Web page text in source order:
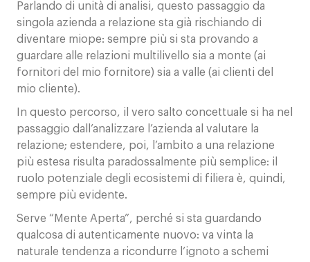
Parlando di unità di analisi, questo passaggio da
singola azienda a relazione sta già rischiando di
diventare miope: sempre più si sta provando a
guardare alle relazioni multilivello sia a monte (ai
fornitori del mio fornitore) sia a valle (ai clienti del
mio cliente).
In questo percorso, il vero salto concettuale si ha nel
passaggio dall’analizzare l’azienda al valutare la
relazione; estendere, poi, l’ambito a una relazione
più estesa risulta paradossalmente più semplice: il
ruolo potenziale degli ecosistemi di filiera è, quindi,
sempre più evidente.
Serve “Mente Aperta”, perché si sta guardando
qualcosa di autenticamente nuovo: va vinta la
naturale tendenza a ricondurre l’ignoto a schemi